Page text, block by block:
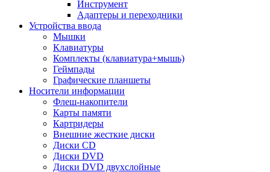
Инструмент
Адаптеры и переходники
Устройства ввода
Мышки
Клавиатуры
Комплекты (клавиатура+мышь)
Геймпады
Графические планшеты
Носители информации
Флеш-накопители
Карты памяти
Картридеры
Внешние жесткие диски
Диски CD
Диски DVD
Диски DVD двухслойные